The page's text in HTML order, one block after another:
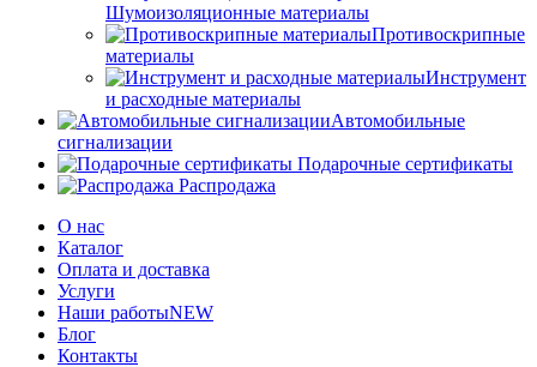
Шумоизоляционные материалы
Противоскрипные
материалы
Инструмент
и расходные материалы
Автомобильные
сигнализации
Подарочные сертификаты
Распродажа
О нас
Каталог
Оплата и доставка
Услуги
Наши работыNEW
Блог
Контакты